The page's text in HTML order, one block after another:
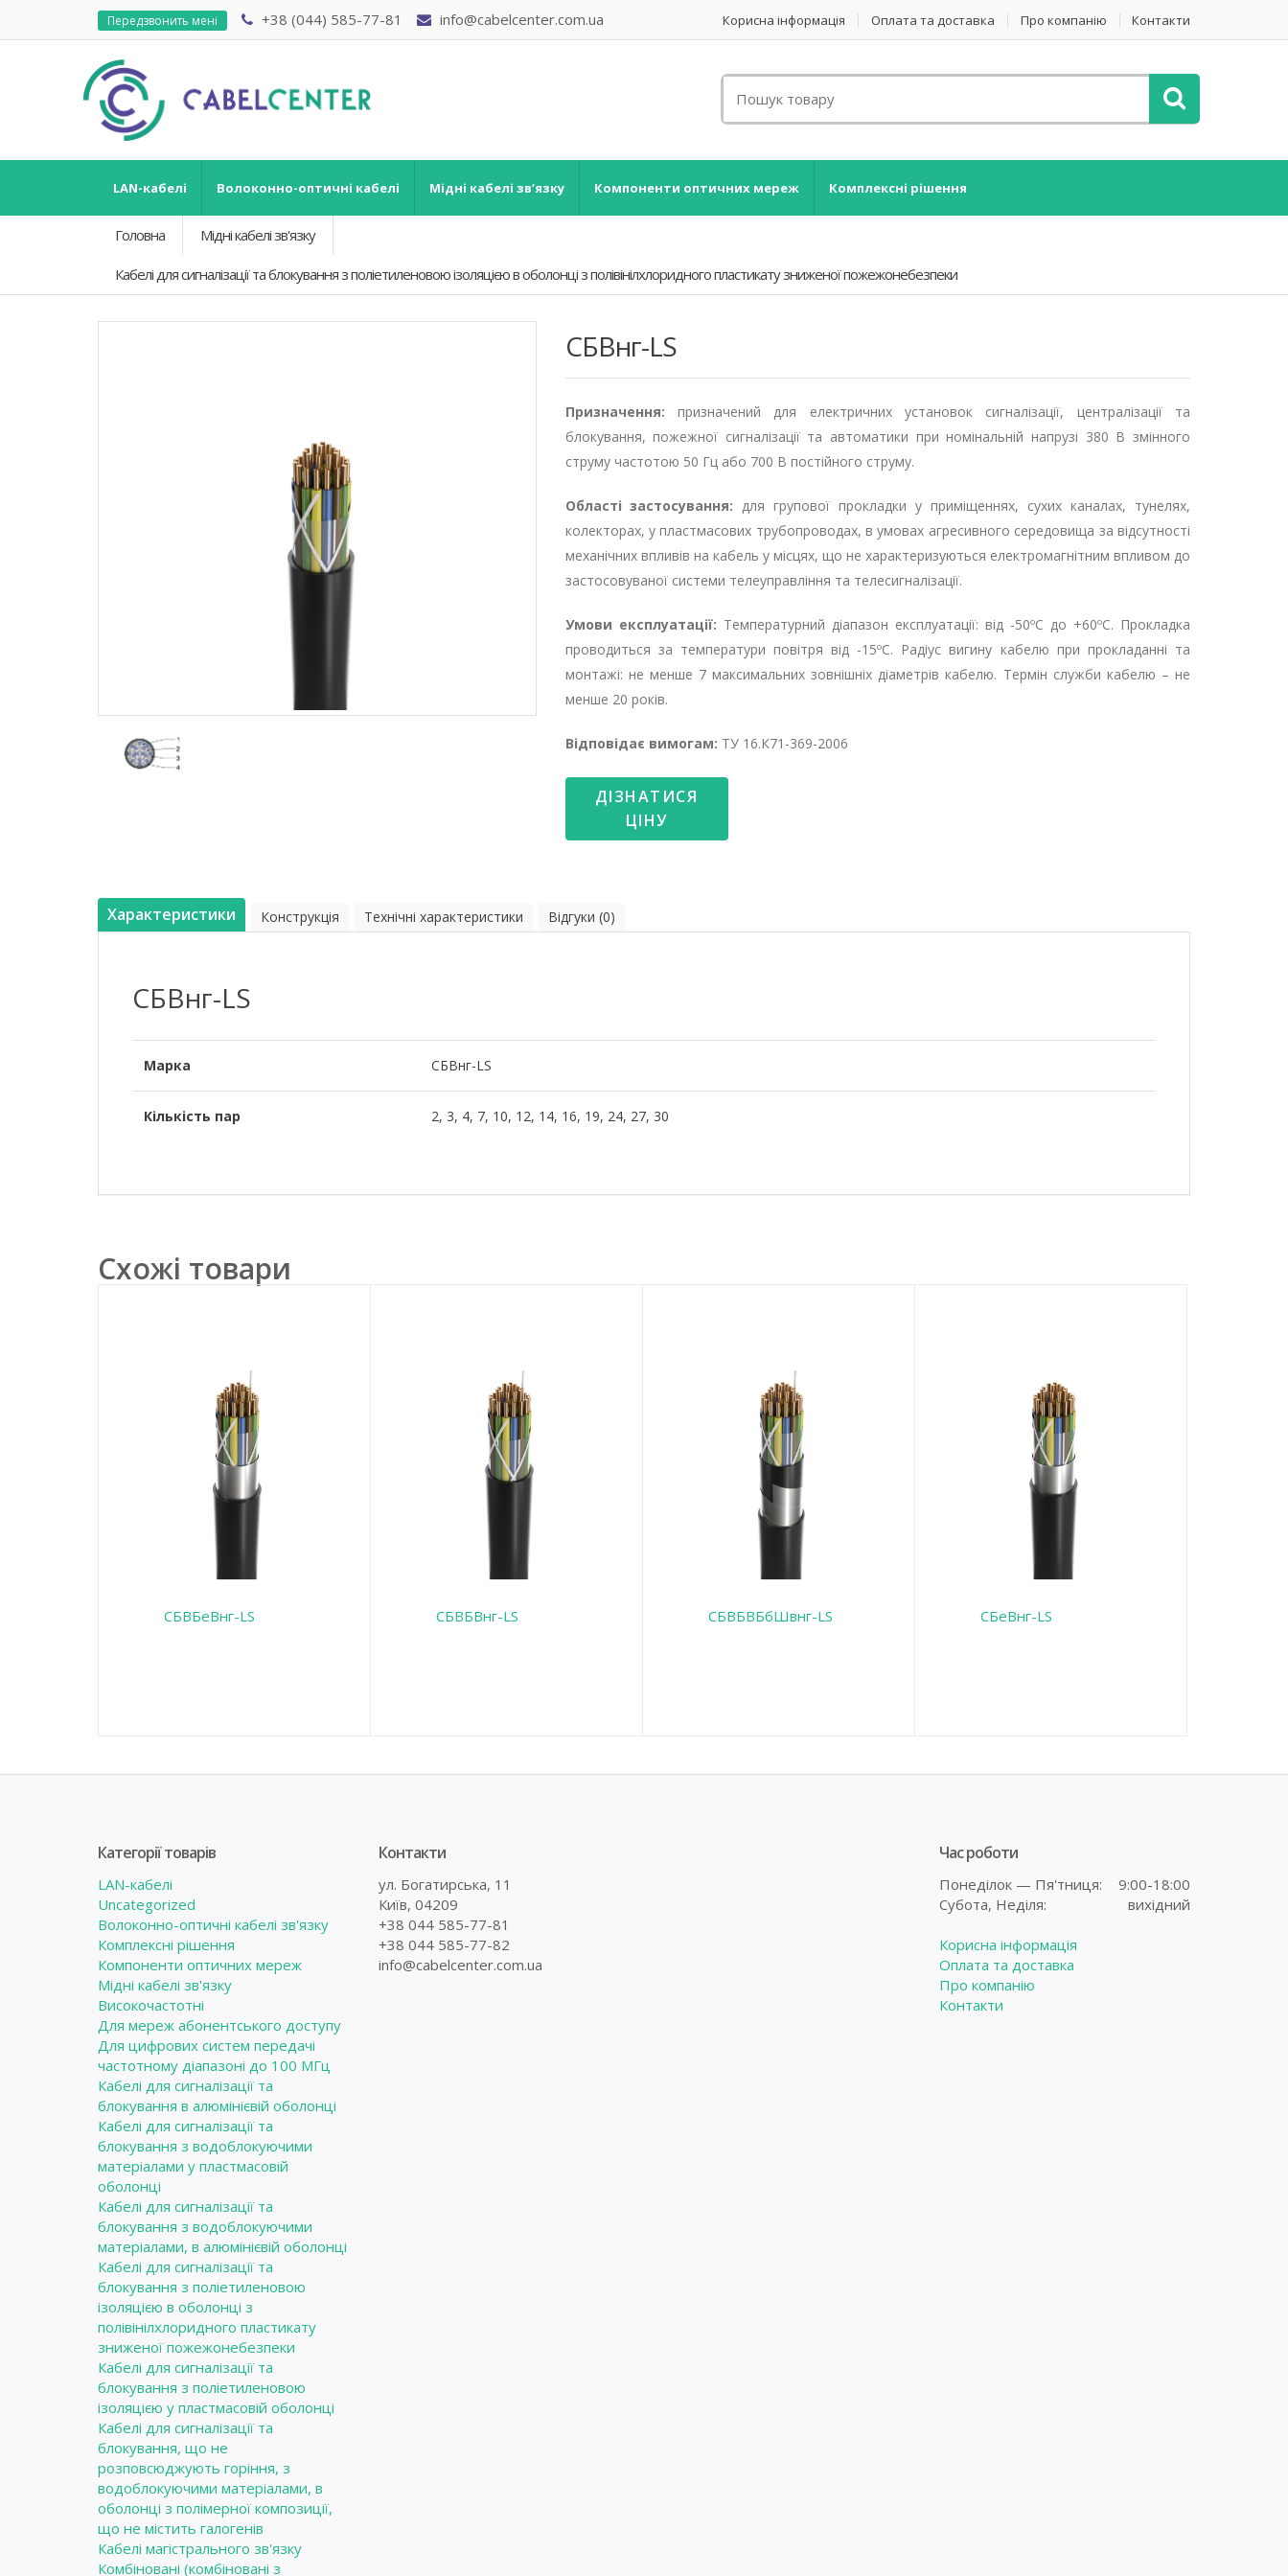
Передзвонить мені +38 (044) 585-77-81 info@cabelcenter.com.ua Корисна інформація Оплата та доставка Про компанію Контакти
LAN-кабелі Волоконно-оптичні кабелі Мідні кабелі зв’язку Компоненти оптичних мереж Комплексні рішення
Головна Мідні кабелі зв'язку
Кабелі для сигналізації та блокування з поліетиленовою ізоляцією в оболонці з полівінілхлоридного пластикату зниженої пожежонебезпеки
СБВнг-LS
Призначення: призначений для електричних установок сигналізації, централізації та
блокування, пожежної сигналізації та автоматики при номінальній напрузі 380 В змінного
струму частотою 50 Гц або 700 В постійного струму.
Області застосування: для групової прокладки у приміщеннях, сухих каналах, тунелях,
колекторах, у пластмасових трубопроводах, в умовах агресивного середовища за відсутності
механічних впливів на кабель у місцях, що не характеризуються електромагнітним впливом до
застосовуваної системи телеуправління та телесигналізації.
Умови експлуатації: Температурний діапазон експлуатації: від -50ºС до +60ºC. Прокладка
проводиться за температури повітря від -15ºС. Радіус вигину кабелю при прокладанні та
монтажі: не менше 7 максимальних зовнішніх діаметрів кабелю. Термін служби кабелю – не
менше 20 років.
Відповідає вимогам: ТУ 16.К71-369-2006
ДІЗНАТИСЯ
ЦІНУ
Характеристики Конструкція Технічні характеристики Відгуки (0)
СБВнг-LS
Марка СБВнг-LS
Кількість пар 2, 3, 4, 7, 10, 12, 14, 16, 19, 24, 27, 30
Схожі товари
СБВБеВнг-LS СБВБВнг-LS СБВБВБбШвнг-LS СБеВнг-LS
Категорії товарів
LAN-кабелі
Uncategorized
Волоконно-оптичні кабелі зв'язку
Комплексні рішення
Компоненти оптичних мереж
Мідні кабелі зв'язку
Високочастотні
Для мереж абонентського доступу
Для цифрових систем передачі
частотному діапазоні до 100 МГц
Кабелі для сигналізації та
блокування в алюмінієвій оболонці
Кабелі для сигналізації та
блокування з водоблокуючими
матеріалами у пластмасовій
оболонці
Кабелі для сигналізації та
блокування з водоблокуючими
матеріалами, в алюмінієвій оболонці
Кабелі для сигналізації та
блокування з поліетиленовою
ізоляцією в оболонці з
полівінілхлоридного пластикату
зниженої пожежонебезпеки
Кабелі для сигналізації та
блокування з поліетиленовою
ізоляцією у пластмасовій оболонці
Кабелі для сигналізації та
блокування, що не
розповсюджують горіння, з
водоблокуючими матеріалами, в
оболонці з полімерної композиції,
що не містить галогенів
Кабелі магістрального зв'язку
Комбіновані (комбіновані з
Контакти
ул. Богатирська, 11
Київ, 04209
+38 044 585-77-81
+38 044 585-77-82
info@cabelcenter.com.ua
Час роботи
Понеділок — Пя'тниця:
9:00-18:00
Субота, Неділя: вихідний
Корисна інформація
Оплата та доставка
Про компанію
Контакти